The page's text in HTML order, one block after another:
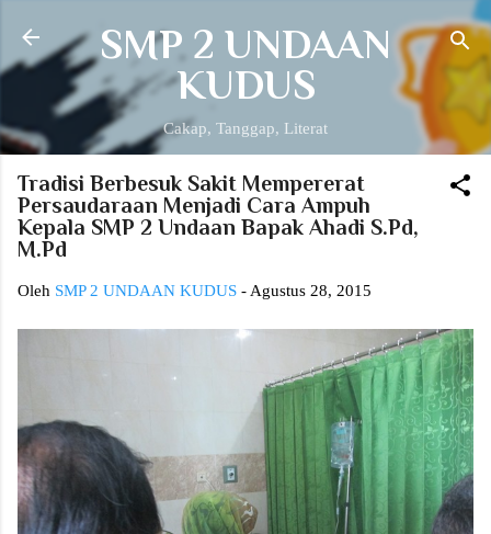
Langsung ke konten utama
SMP 2 UNDAAN
KUDUS
Cakap, Tanggap, Literat
Tradisi Berbesuk Sakit Mempererat
Persaudaraan Menjadi Cara Ampuh
Kepala SMP 2 Undaan Bapak Ahadi S.Pd,
M.Pd
Oleh SMP 2 UNDAAN KUDUS - Agustus 28, 2015